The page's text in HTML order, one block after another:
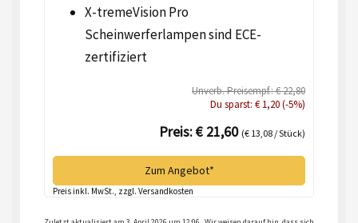
X-tremeVision Pro
Scheinwerferlampen sind ECE-
zertifiziert
Unverb. Preisempf.: € 22,80
Du sparst: € 1,20 (-5%)
Preis: € 21,60 (€ 13,08 / Stück)
Zum Angebot*
Preis inkl. MwSt., zzgl. Versandkosten